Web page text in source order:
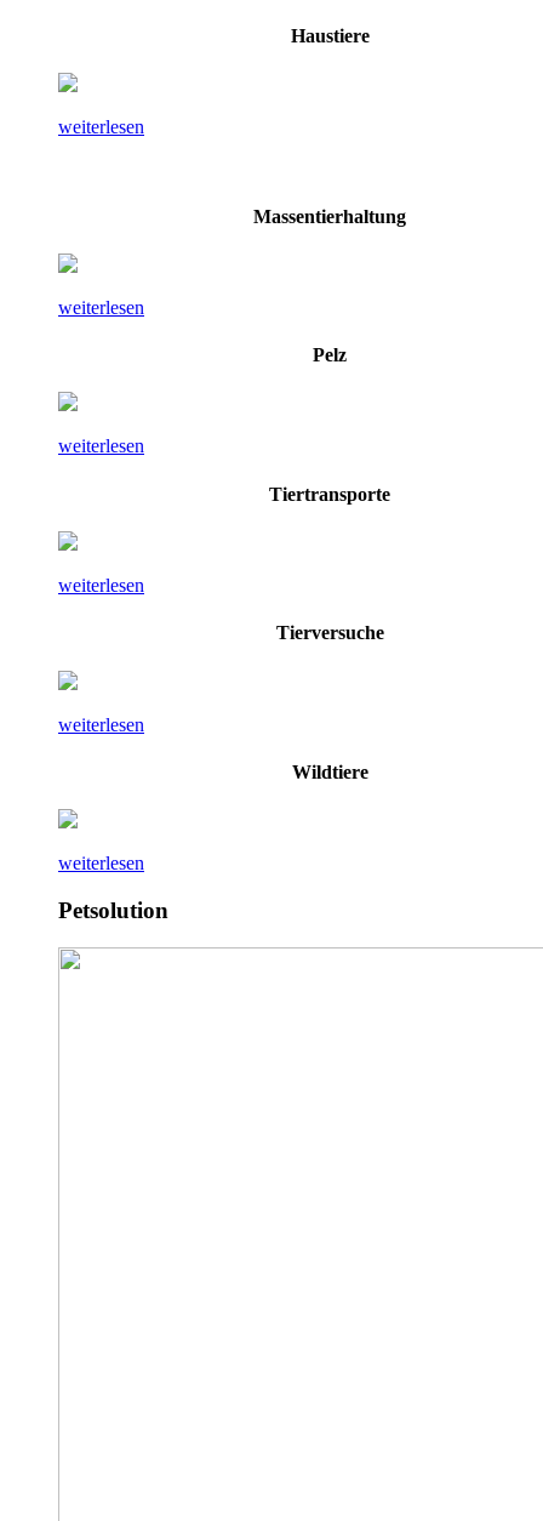
Haustiere
weiterlesen
Massentierhaltung
weiterlesen
Pelz
weiterlesen
Tiertransporte
weiterlesen
Tierversuche
weiterlesen
Wildtiere
weiterlesen
Petsolution